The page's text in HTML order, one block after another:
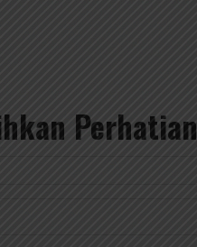
Perhatian